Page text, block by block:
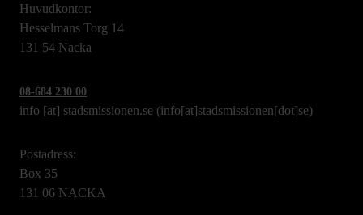
Huvudkontor:
Hesselmans Torg 14
131 54 Nacka
08-684 230 00
info [at] stadsmissionen.se (info[at]stadsmissionen[dot]se)
Postadress:
Box 35
131 06 NACKA